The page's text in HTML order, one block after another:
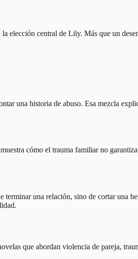
elección central de Lily. Más que un
una historia de abuso. Esa mezcla
cómo el trauma familiar no
una relación, sino de cortar una
que abordan violencia de pareja,